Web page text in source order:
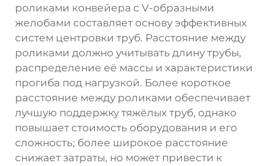
роликами конвейера с V-образными
желобами составляет основу эффективных
систем центровки труб. Расстояние между
роликами должно учитывать длину трубы,
распределение её массы и характеристики
прогиба под нагрузкой. Более короткое
расстояние между роликами обеспечивает
лучшую поддержку тяжёлых труб, однако
повышает стоимость оборудования и его
сложность; более широкое расстояние
снижает затраты, но может привести к